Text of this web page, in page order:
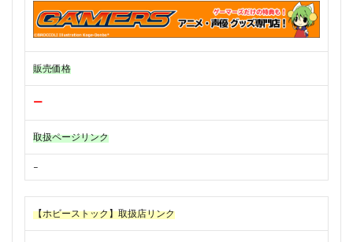
販売価格
ー
取扱ページリンク
–
【ホビーストック】取扱店リンク